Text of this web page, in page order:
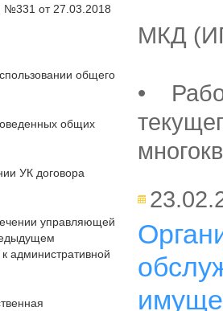
№331 от 27.03.2018
общего
общих
УК договора
управляющей
административной
МКД
•